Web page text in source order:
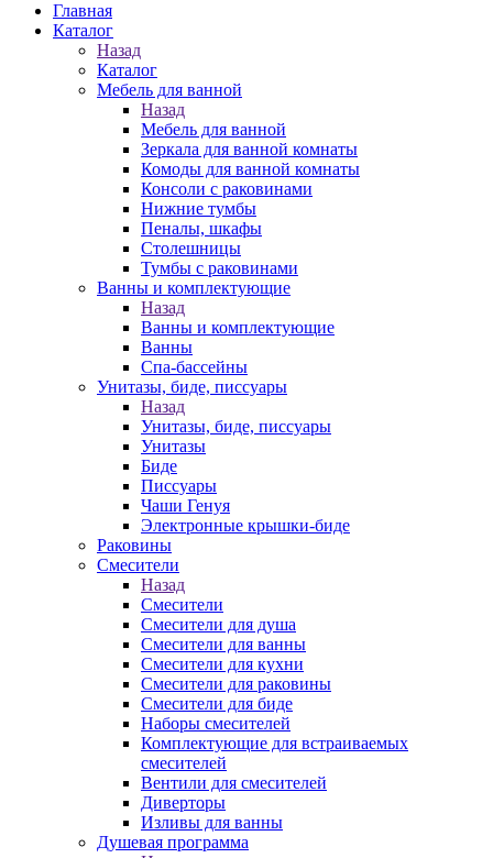
Главная
Каталог
Назад
Каталог
Мебель для ванной
Назад
Мебель для ванной
Зеркала для ванной комнаты
Комоды для ванной комнаты
Консоли с раковинами
Нижние тумбы
Пеналы, шкафы
Столешницы
Тумбы с раковинами
Ванны и комплектующие
Назад
Ванны и комплектующие
Ванны
Спа-бассейны
Унитазы, биде, писсуары
Назад
Унитазы, биде, писсуары
Унитазы
Биде
Писсуары
Чаши Генуя
Электронные крышки-биде
Раковины
Смесители
Назад
Смесители
Смесители для душа
Смесители для ванны
Смесители для кухни
Смесители для раковины
Смесители для биде
Наборы смесителей
Комплектующие для встраиваемых
смесителей
Вентили для смесителей
Диверторы
Изливы для ванны
Душевая программа